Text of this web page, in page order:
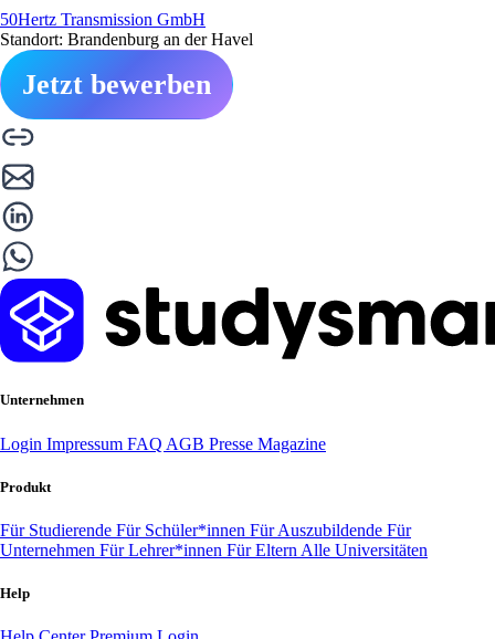
50Hertz Transmission GmbH
Standort: Brandenburg an der Havel
Jetzt bewerben
Unternehmen
Login Impressum FAQ AGB Presse Magazine
Produkt
Für Studierende Für Schüler*innen Für Auszubildende Für
Unternehmen Für Lehrer*innen Für Eltern Alle Universitäten
Help